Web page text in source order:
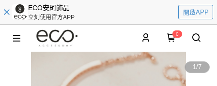
ECO安珂飾品
立刻使用官方APP
開啟APP
0
1/7